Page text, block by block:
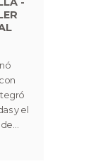
y el